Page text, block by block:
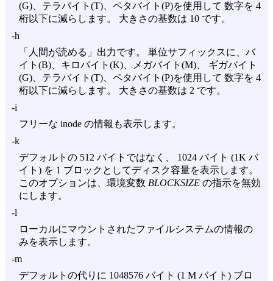
(G)、テラバイト(T)、ペタバイト(P)を使用して 数字を 4
桁以下に減らします。 大きさの基数は 10 です。
-h
「人間が読める」出力です。 単位サフィックスに、バ
イト(B)、キロバイト(K)、メガバイト(M)、 ギガバイト
(G)、テラバイト(T)、ペタバイト(P)を使用して 数字を 4
桁以下に減らします。 大きさの基数は 2 です。
-i
フリーな inode の情報も表示します。
-k
デフォルトの 512 バイトではなく、 1024 バイト (1K バ
イト) を 1 ブロックとしてディスク容量を表示します。
このオプションは、環境変数 BLOCKSIZE の指示を無効
にします。
-l
ローカルにマウントされたファイルシステムの情報の
みを表示します。
-m
デフォルトの代りに 1048576 バイト (1 M バイト) ブロ